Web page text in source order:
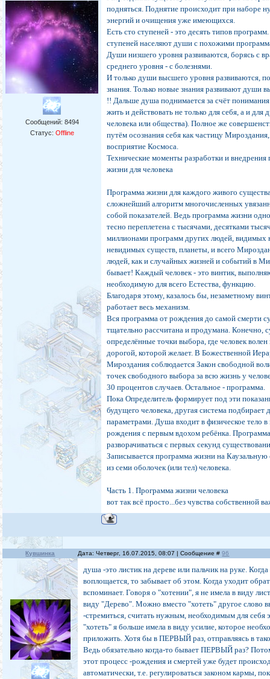
Сообщений: 8494
Статус: Offline
подняться. Поднятие происходит при наборе
энергий и очищения уже имеющихся.
Есть сто ступеней - это десять типов
ступеней населяют души с похожими
Души низшего уровня развиваются, борясь с
среднего уровня - с болезнями.
И только души высшего уровня развиваются,
знания. Только новые знания развивают души
!! Дальше душа поднимается за счёт
жить и действовать не только для себя, а и для
человека или общества). Полное же
путём осознания себя как частицу
восприятие Космоса.
Технические моменты разработки и
жизни для человека
Программа жизни для каждого живого
сложнейший алгоритм многочисленных
собой показателей. Ведь программа жизни
тесно переплетена с тысячами, десятками
миллионами программ других людей, видимых
невидимых существ, планеты, и всего
людей, как и случайных жизней и событий в
бывает! Каждый человек - это винтик,
необходимую для всего Естества, функцию.
Благодаря этому, казалось бы, незаметному
работает весь механизм.
Вся программа от рождения до самой смерти
тщательно рассчитана и продумана. Конечно,
определённые точки выбора, где человек
дорогой, которой желает. В Божественной
Мироздания соблюдается Закон свободной
точек свободного выбора за всю жизнь у
30 процентов случаев. Остальное - программа.
Пока Определитель формирует под эти
будущего человека, другая система
параметрами. Душа входит в физическое тело
рождения с первым вдохом ребёнка.
разворачиваться с первых секунд
Записывается программа жизни на
из семи оболочек (или тел) человека.
Часть 1. Программа жизни человека
вот так всё просто...без чувства собственной
Кувшинка Дата: Четверг, 16.07.2015, 08:07 | Сообщение #96
душа -это листик на дереве или пальчик на руке.
воплощается, то забывает об этом. Когда уходит
вспоминает. Говоря о "хотении", я не имела в виду
виду "Дерево". Можно вместо "хотеть" другое слово
-стремиться, считать нужным, необходимым для себя
"хотеть" я больше имела в виду усилие, которое
приложить. Хотя бы в ПЕРВЫЙ раз, отправляясь в
Ведь обязательно когда-то бывает ПЕРВЫЙ раз?
этот процесс -рождения и смертей уже будет
автоматически, т.е. регулироваться законом кармы,